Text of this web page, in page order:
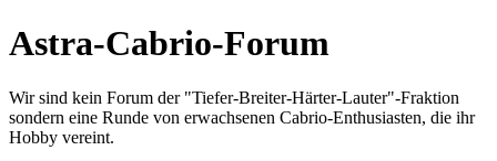
Astra-Cabrio-Forum
Wir sind kein Forum der "Tiefer-Breiter-Härter-Lauter"-Fraktion
sondern eine Runde von erwachsenen Cabrio-Enthusiasten, die ihr
Hobby vereint.